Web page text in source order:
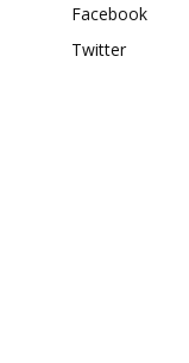
Facebook
Twitter